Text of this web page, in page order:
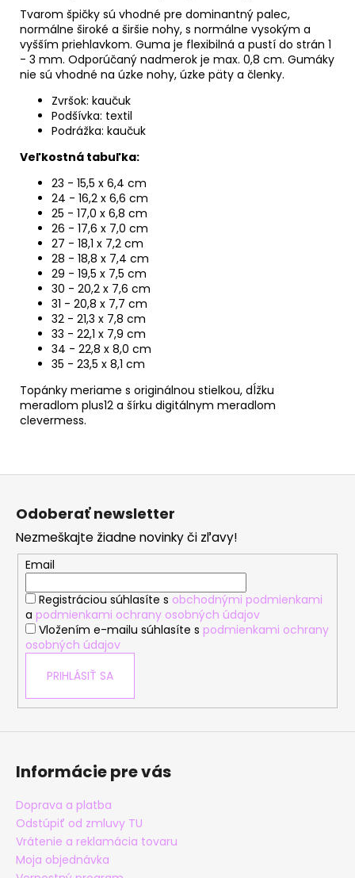
Tvarom špičky sú vhodné pre dominantný palec,
normálne široké a širšie nohy, s normálne vysokým a
vyšším priehlavkom. Guma je flexibilná a pustí do strán 1
- 3 mm. Odporúčaný nadmerok je max. 0,8 cm. Gumáky
nie sú vhodné na úzke nohy, úzke päty a členky.
Zvršok: kaučuk
Podšívka: textil
Podrážka: kaučuk
Veľkostná tabuľka:
23 - 15,5 x 6,4 cm
24 - 16,2 x 6,6 cm
25 - 17,0 x 6,8 cm
26 - 17,6 x 7,0 cm
27 - 18,1 x 7,2 cm
28 - 18,8 x 7,4 cm
29 - 19,5 x 7,5 cm
30 - 20,2 x 7,6 cm
31 - 20,8 x 7,7 cm
32 - 21,3 x 7,8 cm
33 - 22,1 x 7,9 cm
34 - 22,8 x 8,0 cm
35 - 23,5 x 8,1 cm
Topánky meriame s originálnou stielkou, dĺžku
meradlom plus12 a šírku digitálnym meradlom
clevermess.
Z
Odoberať newsletter
Nezmeškajte žiadne novinky či zľavy!
Email
Registráciou súhlasíte s obchodnými podmienkami
a podmienkami ochrany osobných údajov
Vložením e-mailu súhlasíte s podmienkami ochrany
osobných údajov
PRIHLÁSIŤ SA
Informácie pre vás
Doprava a platba
Odstúpiť od zmluvy TU
Vrátenie a reklamácia tovaru
Moja objednávka